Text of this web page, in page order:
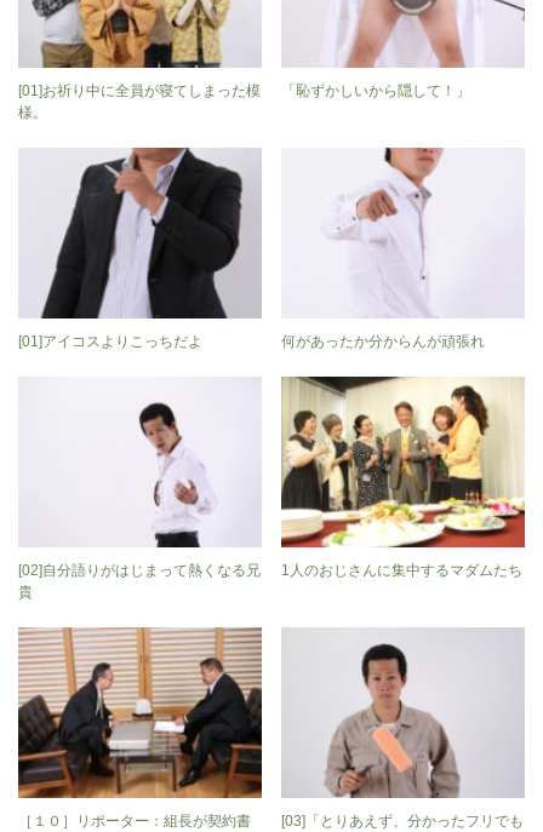
[01]お祈り中に全員が寝てしまった模
様。
「恥ずかしいから隠して！」
[01]アイコスよりこっちだよ 何があったか分からんが頑張れ
[02]自分語りがはじまって熱くなる兄
貴
1人のおじさんに集中するマダムたち
［１０］リポーター：組長が契約書
[03]「とりあえず、分かったフリでも